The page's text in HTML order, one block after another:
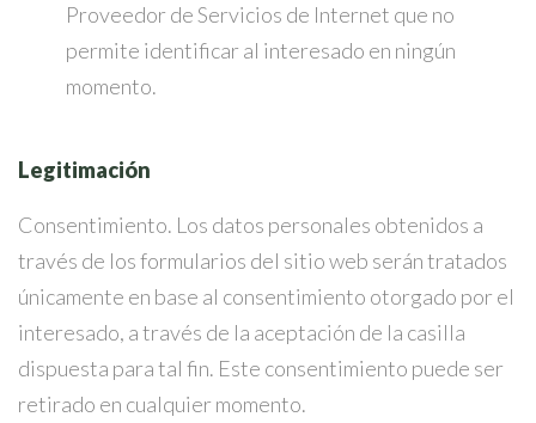
Proveedor de Servicios de Internet que no
permite identificar al interesado en ningún
momento.
Legitimación
Consentimiento. Los datos personales obtenidos a
través de los formularios del sitio web serán tratados
únicamente en base al consentimiento otorgado por el
interesado, a través de la aceptación de la casilla
dispuesta para tal fin. Este consentimiento puede ser
retirado en cualquier momento.